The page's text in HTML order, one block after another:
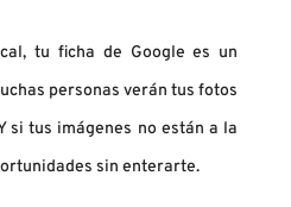
tu ficha de Google es un
personas verán tus fotos
si tus imágenes no están a la
sin enterarte.